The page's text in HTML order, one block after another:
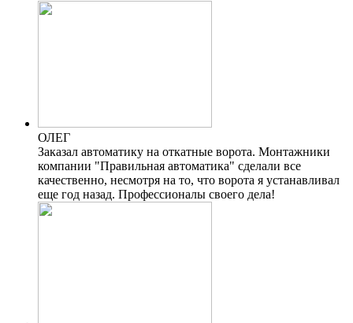
ОЛЕГ
Заказал автоматику на откатные ворота. Монтажники
компании "Правильная автоматика" сделали все
качественно, несмотря на то, что ворота я устанавливал
еще год назад. Профессионалы своего дела!